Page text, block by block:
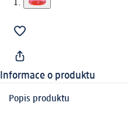
Informace o produktu
Popis produktu